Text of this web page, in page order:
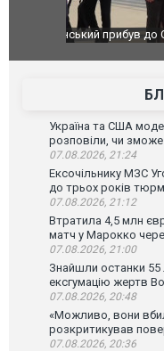
"Вони воюють,
зневажливих
Україна та США
розповіли, чи зможе
07.08.2026, 21:24
Ексочільнику МЗС
до трьох років
07.08.2026, 21:12
Втратила 4,5 млн
матч у Марокко
07.08.2026, 21:00
Знайшли останки
ексгумацію жертв
07.08.2026, 20:48
«Можливо, вони
розкритикував
07.08.2026, 20:36